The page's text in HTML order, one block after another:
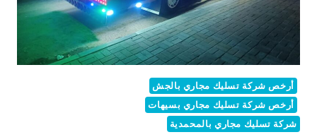
أرخص شركة تسليك مجاري بالجش
أرخص شركة تسليك مجاري بسيهات
شركة تسليك مجاري بالمحمدية